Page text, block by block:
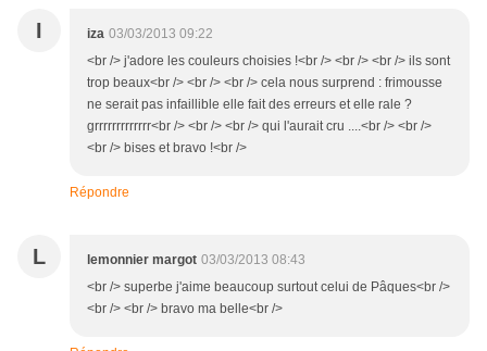
I iza 03/03/2013 09:22
<br /> j'adore les couleurs choisies !<br /> <br /> <br /> ils sont
trop beaux<br /> <br /> <br /> cela nous surprend : frimousse
ne serait pas infaillible elle fait des erreurs et elle rale ?
grrrrrrrrrrrrr<br /> <br /> <br /> qui l'aurait cru ....<br /> <br />
<br /> bises et bravo !<br />
Répondre
L lemonnier margot 03/03/2013 08:43
<br /> superbe j'aime beaucoup surtout celui de Pâques<br />
<br /> <br /> bravo ma belle<br />